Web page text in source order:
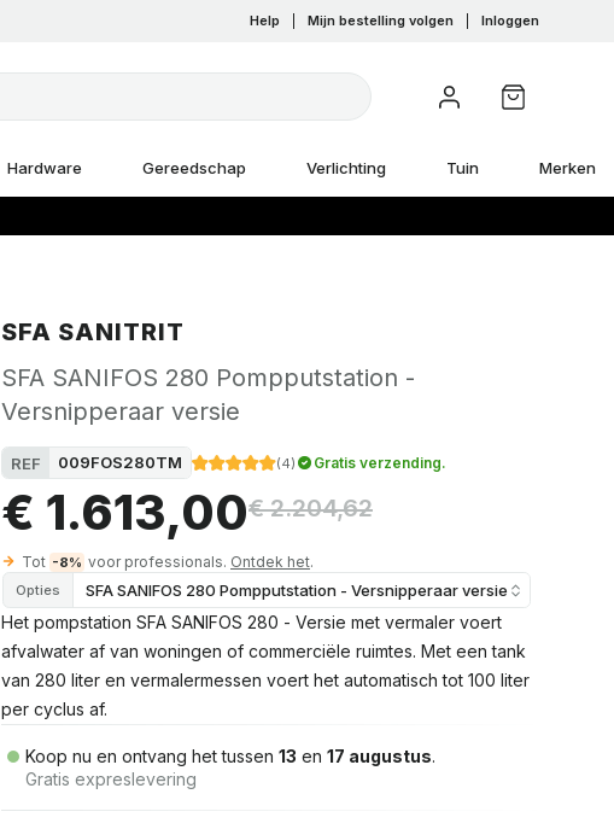
Help Mijn bestelling volgen Inloggen
Hardware Gereedschap Verlichting Tuin Merken
SFA SANITRIT
SFA SANIFOS 280 Pompputstation -
Versnipperaar versie
REF 009FOS280TM (4) Gratis verzending.
€ 1.613,00€ 2.204,62
Tot -8% voor professionals. Ontdek het.
Opties SFA SANIFOS 280 Pompputstation - Versnipperaar versie
Het pompstation SFA SANIFOS 280 - Versie met vermaler voert
afvalwater af van woningen of commerciële ruimtes. Met een tank
van 280 liter en vermalermessen voert het automatisch tot 100 liter
per cyclus af.
Koop nu en ontvang het tussen 13 en 17 augustus.
Gratis expreslevering